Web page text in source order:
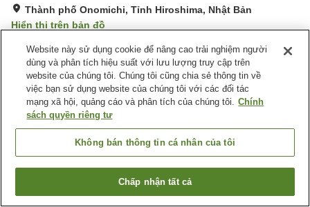
Thành phố Onomichi, Tỉnh Hiroshima, Nhật Bản
Hiển thị trên bản đồ
Tuyệt vời Đánh giá:67lượt
Tiện nghi chỗ nghỉ
Bãi đỗ xe
Nhà hàng
Lounge
Trang chủ Nhật Bản Tỉnh Hiroshima
Thành phố Onomichi
Green Hill Hotel Onomichi
Tìm phòng trống
Website này sử dụng cookie để nâng cao trải nghiệm người
dùng và phân tích hiệu suất với lưu lượng truy cập trên
website của chúng tôi. Chúng tôi cũng chia sẻ thông tin về
việc bạn sử dụng website của chúng tôi với các đối tác
mạng xã hội, quảng cáo và phân tích của chúng tôi. Chính
sách quyền riêng tư
Không bán thông tin cá nhân của tôi
Chấp nhận tất cả